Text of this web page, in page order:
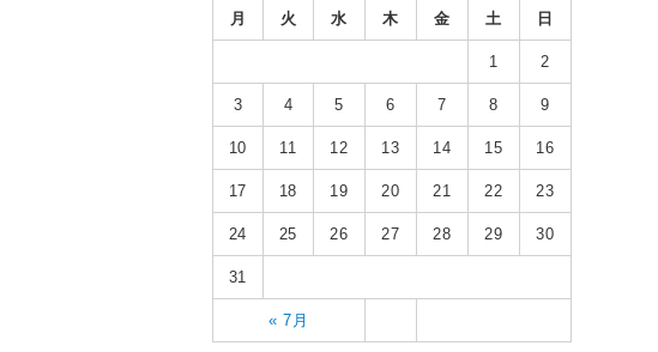
月 火 水 木 金 土 日
« 7月
1 2
3 4 5 6 7 8 9
10 11 12 13 14 15 16
17 18 19 20 21 22 23
24 25 26 27 28 29 30
31